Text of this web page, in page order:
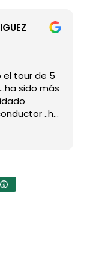
el tour de 5
sido más
..ha
y
a Mila